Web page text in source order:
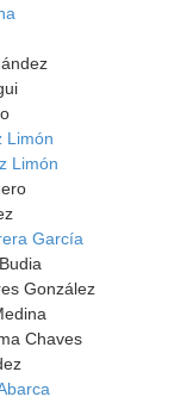
Limón
Limón
García
González
Chaves